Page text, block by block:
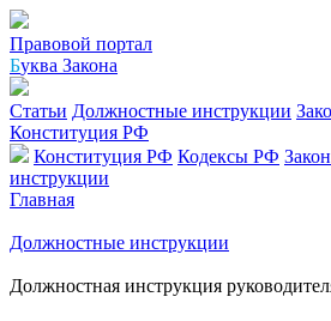
Правовой портал
Буква Закона
Статьи Должностные инструкции
Конституция РФ
Конституция РФ Кодексы РФ
инструкции
Главная
Должностные инструкции
Должностная инструкция